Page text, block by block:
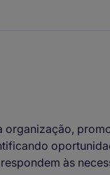
organização,
às